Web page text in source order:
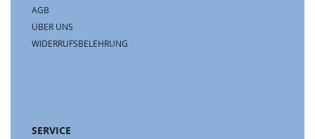
AGB
ÜBER UNS
WIDERRUFSBELEHRUNG
SERVICE